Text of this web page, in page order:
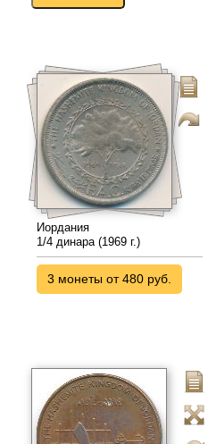
Иордания
1/4 динара (1969 г.)
3 монеты от 480 руб.